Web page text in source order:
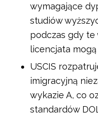
wymagające
studiów
podczas gdy te
licencjata
USCIS
imigracyjną
wykazie A, co
standardów